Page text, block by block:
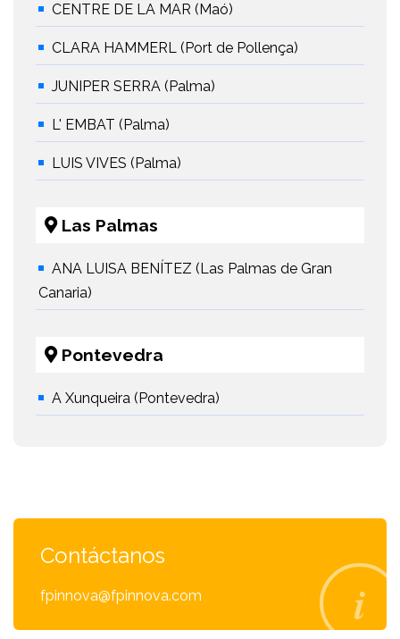
CENTRE DE LA MAR (Maó)
CLARA HAMMERL (Port de Pollença)
JUNIPER SERRA (Palma)
L' EMBAT (Palma)
LUIS VIVES (Palma)
Las Palmas
ANA LUISA BENÍTEZ (Las Palmas de Gran
Canaria)
Pontevedra
A Xunqueira (Pontevedra)
Contáctanos
fpinnova@fpinnova.com